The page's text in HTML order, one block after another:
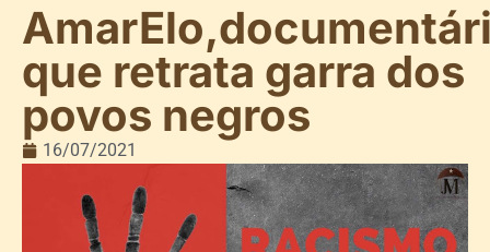
que retrata garra dos
povos negros
16/07/2021